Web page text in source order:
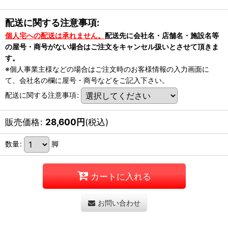
配送に関する注意事項:
個人宅への配送は承れません。 配送先に会社名・店舗名・施設名等
の屋号・商号がない場合はご注文をキャンセル扱いとさせて頂きま
す。
※個人事業主様などの場合はご注文時のお客様情報の入力画面に
て、会社名の欄に屋号・商号などをご記入下さい。
配送に関する注意事項:
販売価格: 28,600円(税込)
数量: 脚
カートに入れる
お問い合わせ